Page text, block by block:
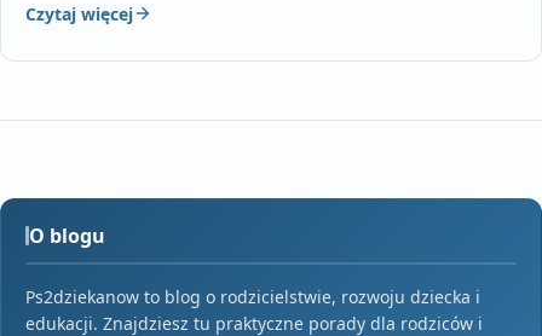
Czytaj więcej
O blogu
Ps2dziekanow to blog o rodzicielstwie, rozwoju dziecka i
edukacji. Znajdziesz tu praktyczne porady dla rodziców i